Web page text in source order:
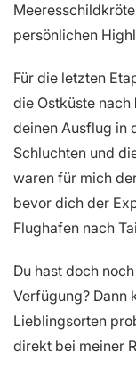
persönlichen
Für die letzten
die Ostküste nach
deinen Ausflug in
Schluchten und
waren für mich
bevor dich der
Flughafen nach
Du hast doch
Verfügung? Dann
Lieblingsorten
direkt bei meiner